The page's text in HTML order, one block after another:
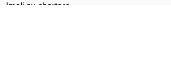
Imali su chartere.